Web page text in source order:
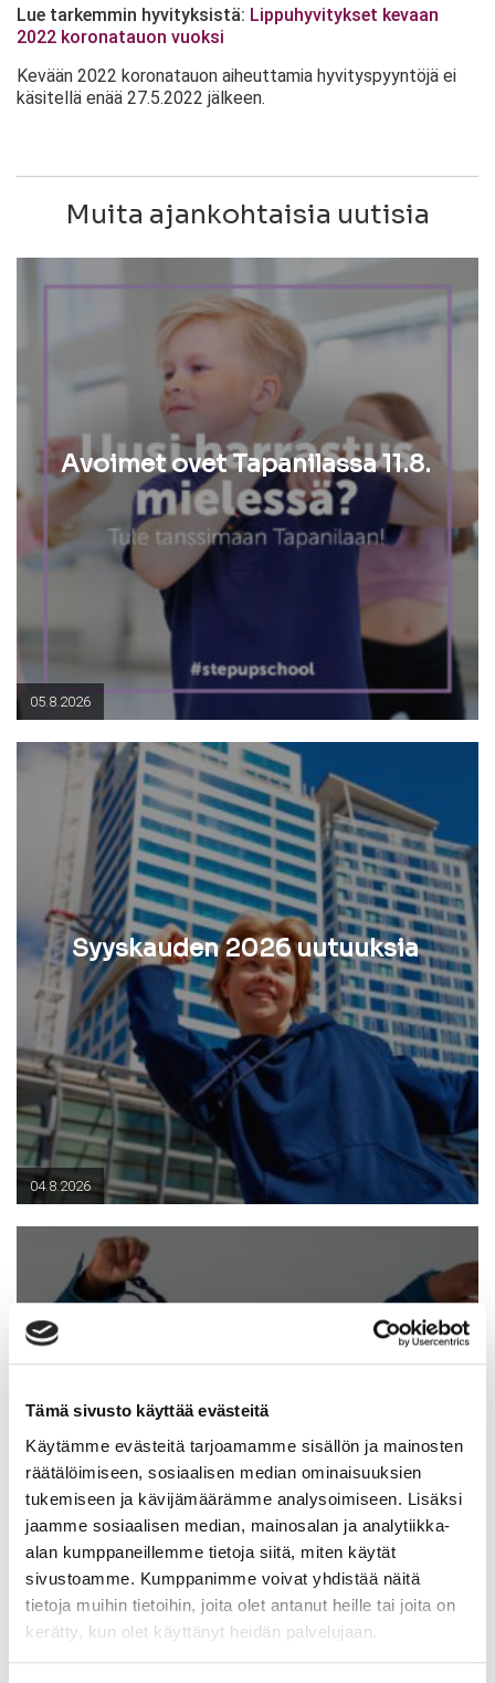
Tämä sivusto käyttää evästeitä
Käytämme evästeitä tarjoamamme sisällön ja mainosten
räätälöimiseen, sosiaalisen median ominaisuuksien
tukemiseen ja kävijämäärämme analysoimiseen. Lisäksi
jaamme sosiaalisen median, mainosalan ja analytiikka-
alan kumppaneillemme tietoja siitä, miten käytät
sivustoamme. Kumppanimme voivat yhdistää näitä
tietoja muihin tietoihin, joita olet antanut heille tai joita on
kerätty, kun olet käyttänyt heidän palvelujaan.
Lue tarkemmin hyvityksistä: Lippuhyvitykset kevaan
2022 koronatauon vuoksi
Kevään 2022 koronatauon aiheuttamia hyvityspyyntöjä ei
käsitellä enää 27.5.2022 jälkeen.
Muita ajankohtaisia uutisia
Avoimet ovet Tapanilassa 11.8.
05.8.2026
Syyskauden 2026 uutuuksia
04.8.2026
Syyskauden avajaisrieha
15.8.2026